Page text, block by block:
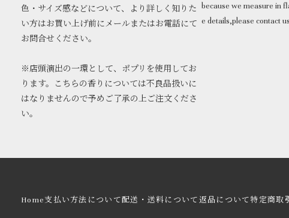
色・サイズ感などについて、より詳しく知りた
い方はお買い上げ前にメールまたはお電話にて
お問合せください。
※店頭演出の一環として、ポプリを使用してお
ります。こちらの香りについては不良品扱いに
はなりませんので予めご了承の上ご注文くださ
い。
because we measure in
e details,please contact
Home支払い方法について配送・送料について 返品について 特定商取